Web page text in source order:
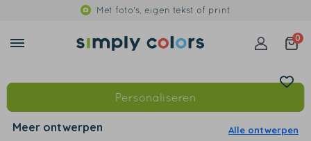
Met foto's, eigen tekst of print
0
Personaliseren
Meer ontwerpen Alle ontwerpen